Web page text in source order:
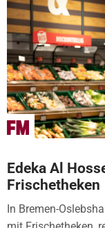
Edeka Al
Frischetheken
In Bremen-